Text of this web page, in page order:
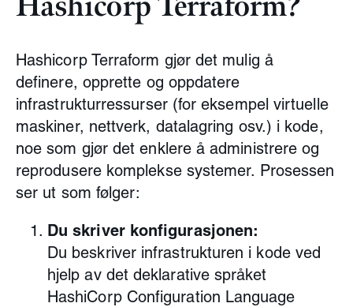
Hashicorp Terraform gjør det mulig å
definere, opprette og oppdatere
infrastrukturressurser (for eksempel virtuelle
maskiner, nettverk, datalagring osv.) i kode,
noe som gjør det enklere å administrere og
reprodusere komplekse systemer. Prosessen
ser ut som følger:
Du skriver konfigurasjonen:
Du beskriver infrastrukturen i kode ved
hjelp av det deklarative språket
HashiCorp Configuration Language